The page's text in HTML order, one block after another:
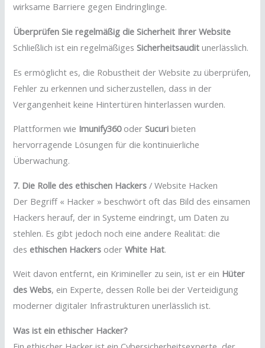
wirksame Barriere gegen Eindringlinge.
Überprüfen Sie regelmäßig die Sicherheit Ihrer Website
Schließlich ist ein regelmäßigesSicherheitsaudit unerlässlich.
Es ermöglicht es, die Robustheit der Website zu überprüfen,
Fehler zu erkennen und sicherzustellen, dass in der
Vergangenheit keine Hintertüren hinterlassen wurden.
Plattformen wie Imunify360oderSucuri bieten
hervorragende Lösungen für die kontinuierliche
Überwachung.
7. Die Rolle des ethischen Hackers / Website Hacken
Der Begriff « Hacker » beschwört oft das Bild des einsamen
Hackers herauf, der in Systeme eindringt, um Daten zu
stehlen. Es gibt jedoch noch eine andere Realität: die
des ethischen Hackers oderWhite Hat.
Weit davon entfernt, ein Krimineller zu sein, ist er ein Hüter
des Webs, ein Experte, dessen Rolle bei der Verteidigung
moderner digitaler Infrastrukturen unerlässlich ist.
Was ist ein ethischer Hacker?